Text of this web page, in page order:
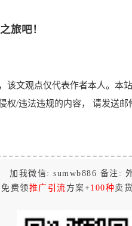
旅吧！
该文观点仅代表作者本人。本
/违法违规的内容， 请发送邮
加我微信: sumwb886 备注:
免费领 推广引流 方案+100种卖